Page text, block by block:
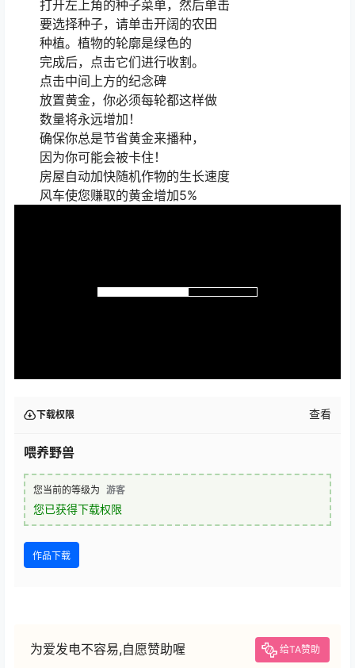
打开左上角的种子菜单，然后单击
要选择种子，请单击开阔的农田
种植。植物的轮廓是绿色的
完成后，点击它们进行收割。
点击中间上方的纪念碑
放置黄金，你必须每轮都这样做
数量将永远增加！
确保你总是节省黄金来播种，
因为你可能会被卡住！
房屋自动加快随机作物的生长速度
风车使您赚取的黄金增加5%
下载权限 查看
喂养野兽
您当前的等级为 游客
您已获得下载权限
作品下载
为爱发电不容易,自愿赞助喔 给TA赞助